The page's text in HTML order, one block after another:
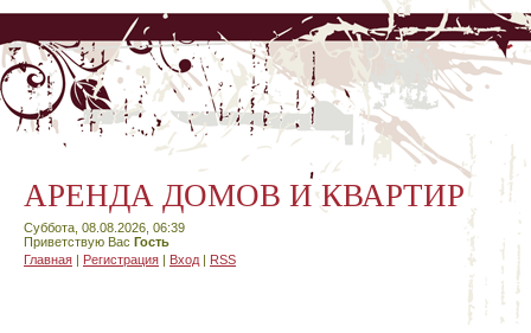
АРЕНДА ДОМОВ И КВАРТИР
Суббота, 08.08.2026, 06:39
Приветствую Вас Гость
Главная | Регистрация | Вход | RSS